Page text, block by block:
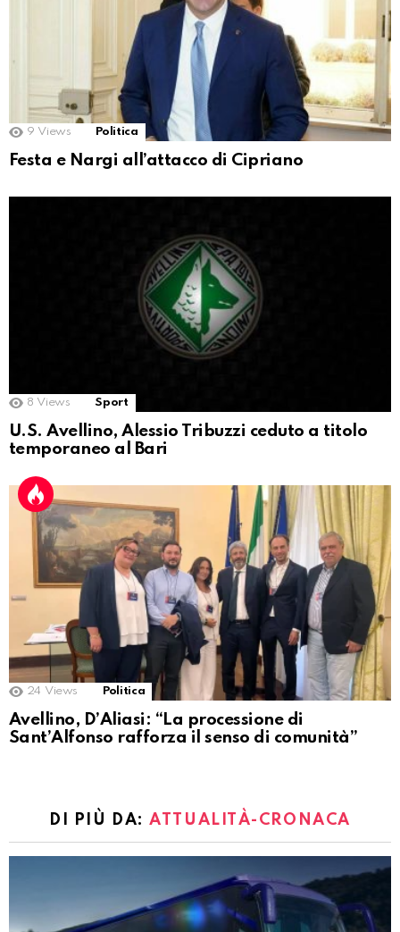
9 Views Politica
Festa e Nargi all’attacco di Cipriano
8 Views Sport
U.S. Avellino, Alessio Tribuzzi ceduto a titolo
temporaneo al Bari
24 Views Politica
Avellino, D’Aliasi: “La processione di
Sant’Alfonso rafforza il senso di comunità”
DI PIÙ DA:ATTUALITÀ-CRONACA